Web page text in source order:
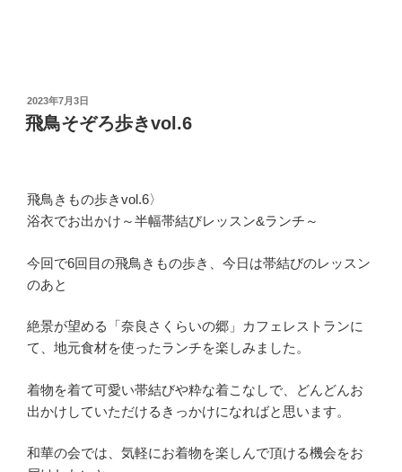
投
稿
日:
2023年7月3日
飛鳥そぞろ歩きvol.6
飛鳥きもの歩きvol.6〉
浴衣でお出かけ～半幅帯結びレッスン&ランチ～
今回で6回目の飛鳥きもの歩き、今日は帯結びのレッスン
のあと
絶景が望める「奈良さくらいの郷」カフェレストランに
て、地元食材を使ったランチを楽しみました。
着物を着て可愛い帯結びや粋な着こなしで、どんどんお
出かけしていただけるきっかけになればと思います。
和華の会では、気軽にお着物を楽しんで頂ける機会をお